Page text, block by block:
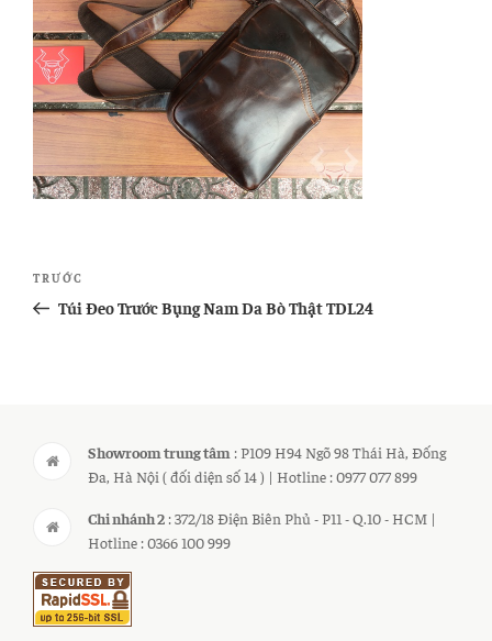
Điều
hướng
Bài
cũ
TRƯỚC
Túi Đeo Trước Bụng Nam Da Bò Thật TDL24
Showroom trung tâm : P109 H94 Ngõ 98 Thái Hà, Đống
Đa, Hà Nội ( đối diện số 14 ) | Hotline : 0977 077 899
Chi nhánh 2 : 372/18 Điện Biên Phủ - P11 - Q.10 - HCM |
Hotline : 0366 100 999